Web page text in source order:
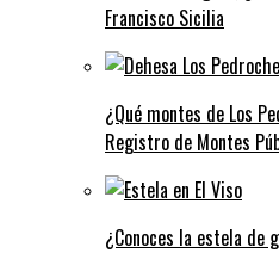
Francisco Sicilia
¿Qué montes de Los
Registro de Montes
¿Conoces la estela de